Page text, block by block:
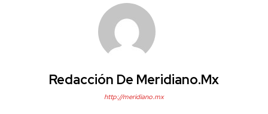
Redacción De Meridiano.mx
http://meridiano.mx